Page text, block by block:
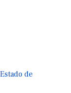
de